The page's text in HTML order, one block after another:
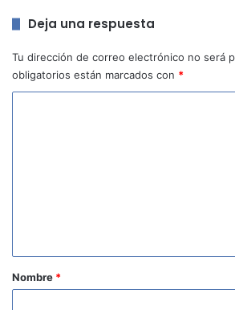
Deja una respuesta
Tu dirección de correo electrónico no será
obligatorios están marcados con *
r
Nombre *